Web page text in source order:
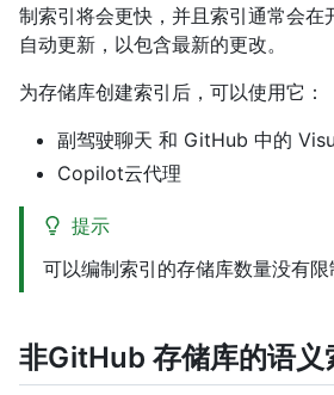
制索引将会更快，并且索引通常会在
自动更新，以包含最新的更改。
为存储库创建索引后，可以使用它：
副驾驶聊天 和 GitHub 中的
Copilot云代理
提示
可以编制索引的存储库数量没有限
非GitHub 存储库的语义